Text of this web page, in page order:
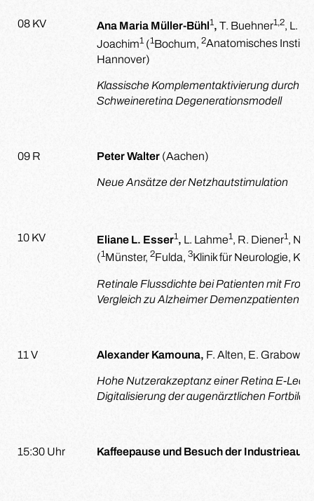
08 KV Ana Maria Müller-Bühl1, T. Buehner1,2, L.
Joachim1 (1Bochum, 2Anatomisches
Hannover)
Klassische Komplementaktivierung durch
Schweineretina Degenerationsmodell
09 R Peter Walter (Aachen)
Neue Ansätze der Netzhautstimulation
10 KV Eliane L. Esser1, L. Lahme1, R. Diener1, N.
(1Münster, 2Fulda, 3Klinik für Neurologie,
Retinale Flussdichte bei Patienten mit
Vergleich zu Alzheimer Demenzpatienten
11 V Alexander Kamouna, F. Alten, E.
Hohe Nutzerakzeptanz einer Retina E-
Digitalisierung der augenärztlichen
15:30 Uhr Kaffeepause und Besuch der